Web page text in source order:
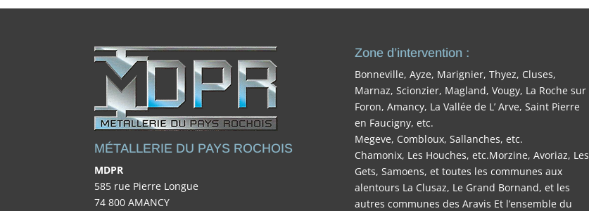
MÉTALLERIE DU PAYS ROCHOIS
MDPR
585 rue Pierre Longue
74 800 AMANCY
Zone d’intervention :
Bonneville, Ayze, Marignier, Thyez, Cluses,
Marnaz, Scionzier, Magland, Vougy, La Roche sur
Foron, Amancy, La Vallée de L’ Arve, Saint Pierre
en Faucigny, etc.
Megeve, Combloux, Sallanches, etc.
Chamonix, Les Houches, etc.Morzine, Avoriaz, Les
Gets, Samoens, et toutes les communes aux
alentours La Clusaz, Le Grand Bornand, et les
autres communes des Aravis Et l’ensemble du